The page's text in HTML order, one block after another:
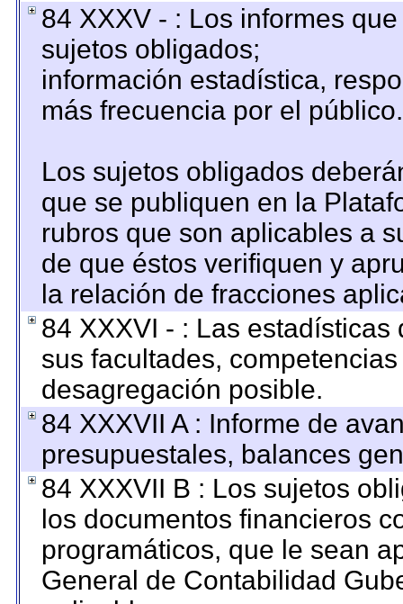
84 XXXV - : Los informes
sujetos obligados;
información estadística,
más frecuencia por el público.
Los sujetos obligados
que se publiquen en la
rubros que son aplicables a
de que éstos verifiquen y
la relación de fracciones
84 XXXVI - : Las
sus facultades,
desagregación posible.
84 XXXVII A : Informe de
presupuestales, balances
84 XXXVII B : Los sujetos
los documentos financieros
programáticos, que le sean
General de Contabilidad